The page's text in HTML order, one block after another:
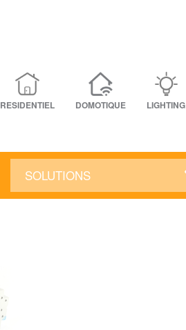
RESIDENTIEL DOMOTIQUE LIGHTING